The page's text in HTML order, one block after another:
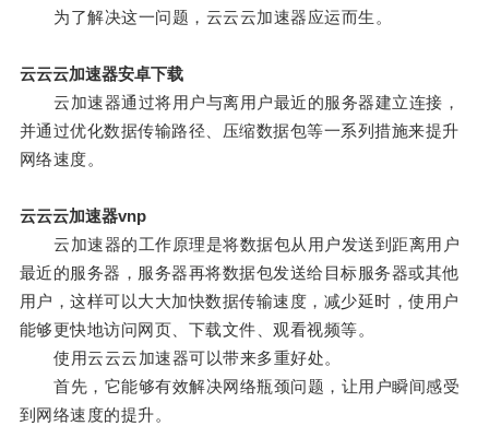
为了解决这一问题，云云云加速器应运而生。
云云云加速器安卓下载
云加速器通过将用户与离用户最近的服务器建立连接，
并通过优化数据传输路径、压缩数据包等一系列措施来提升
网络速度。
云云云加速器vnp
云加速器的工作原理是将数据包从用户发送到距离用户
最近的服务器，服务器再将数据包发送给目标服务器或其他
用户，这样可以大大加快数据传输速度，减少延时，使用户
能够更快地访问网页、下载文件、观看视频等。
使用云云云加速器可以带来多重好处。
首先，它能够有效解决网络瓶颈问题，让用户瞬间感受
到网络速度的提升。